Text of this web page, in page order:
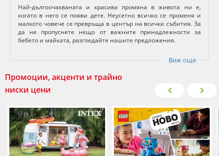
Най-дългоочакваната и красива промяна в живота ни е,
когато в него се появи дете. Неусетно всичко се променя и
малкото човече се превръща в център на всички събития. За
да не пропуснете нещо от важните принадлежности за
бебето и майката, разгледайте нашите предложения.
Виж още
Промоции, акценти и трайно
ниски цени